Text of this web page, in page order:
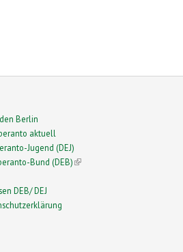
Berlin
aktuell
Jugend (DEJ)
Bund (DEB)(link is external)
DEB/ DEJ